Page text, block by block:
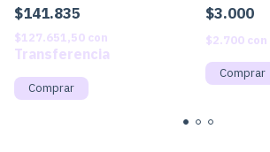
$141.835
$127.651,50 con
$3.000
$2.700 con